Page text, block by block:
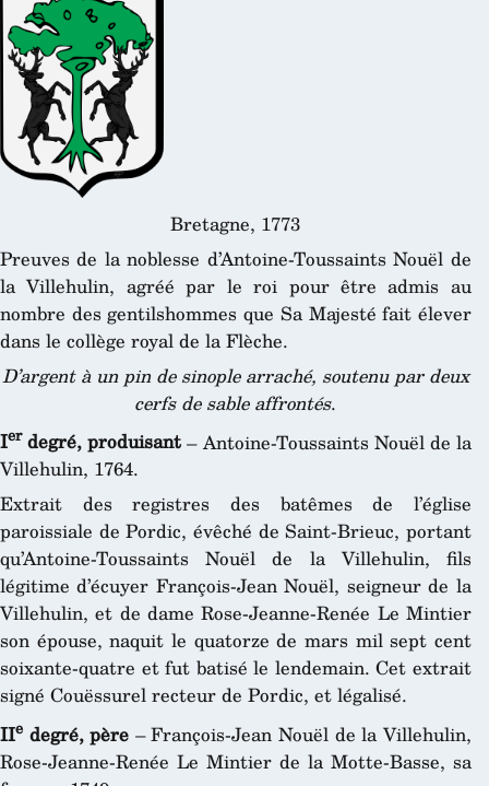
Bretagne, 1773
Preuves de la noblesse d’Antoine-Toussaints Nouël de
la Villehulin, agréé par le roi pour être admis au
nombre des gentilshommes que Sa Majesté fait élever
dans le collège royal de la Flèche.
D’argent à un pin de sinople arraché, soutenu par deux
cerfs de sable affrontés.
Ierdegré, produisant – Antoine-Toussaints Nouël de la
Villehulin, 1764.
Extrait des registres des batêmes de l’église
paroissiale de Pordic, évêché de Saint-Brieuc, portant
qu’Antoine-Toussaints Nouël de la Villehulin, fils
légitime d’écuyer François-Jean Nouël, seigneur de la
Villehulin, et de dame Rose-Jeanne-Renée Le Mintier
son épouse, naquit le quatorze de mars mil sept cent
soixante-quatre et fut batisé le lendemain. Cet extrait
signé Couëssurel recteur de Pordic, et légalisé.
IIe degré, père – François-Jean Nouël de la Villehulin,
Rose-Jeanne-Renée Le Mintier de la Motte-Basse, sa